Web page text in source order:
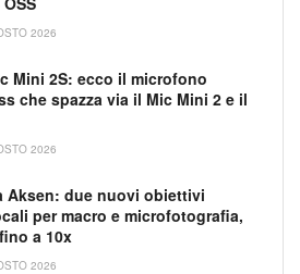
2026
Mini 2S: ecco il microfono
che spazza via il Mic Mini 2 e il
2026
Aksen: due nuovi obiettivi
per macro e microfotografia,
a 10x
2026